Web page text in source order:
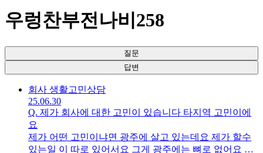
우렁찬부전나비258
질문
답변
회사 생활고민상담
25.06.30
Q. 제가 회사에 대한 고민이 있습니다 타지역 고민이에
요
제가 어떤 고민이냐면 광주에 살고 있는데요 제가 할수
있는일 이 따로 있어서요 그게 광주에는 뼈로 없어요 근